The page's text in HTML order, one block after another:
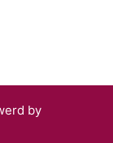
by